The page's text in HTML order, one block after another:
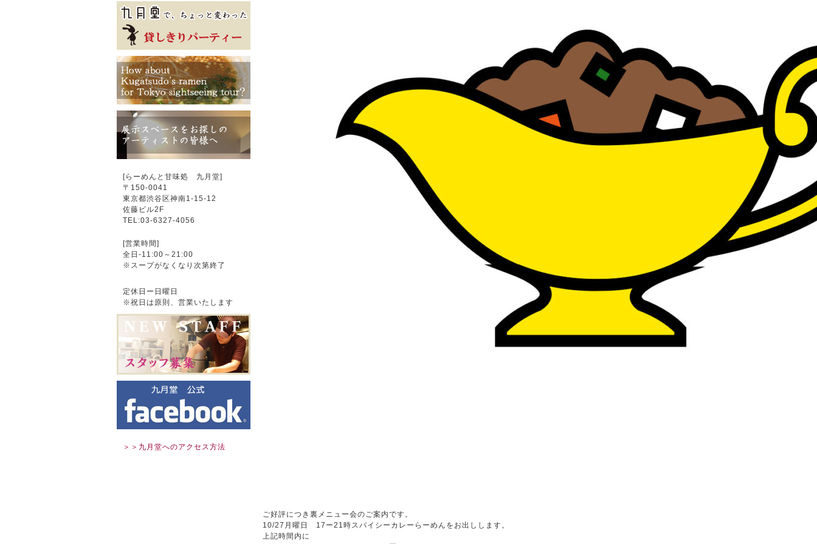
[らーめんと甘味処 九月堂]
〒 150-0041
東京都渋谷区神南1-15-12
佐藤ビル2F
TEL:03-6327-4056
[営業時間]
全日-11:00～21:00
※スープがなくなり次第終了
定休日ー日曜日
※祝日は原則、営業いたします
＞＞九月堂へのアクセス方法
ご好評につき裏メニュー会のご案内です。
10/27月曜日 17ー21時スパイシーカレーらーめんをお出しします。
上記時間内に